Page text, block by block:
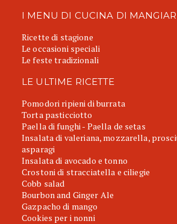
I MENU DI CUCINA DI
Ricette di stagione
Le occasioni speciali
Le feste tradizionali
LE ULTIME RICETTE
Pomodori ripieni di burrata
Torta pasticciotto
Paella di funghi - Paella de setas
Insalata di valeriana, mozzarella,
asparagi
Insalata di avocado e tonno
Crostoni di stracciatella e ciliegie
Cobb salad
Bourbon and Ginger Ale
Gazpacho di mango
Cookies per i nonni